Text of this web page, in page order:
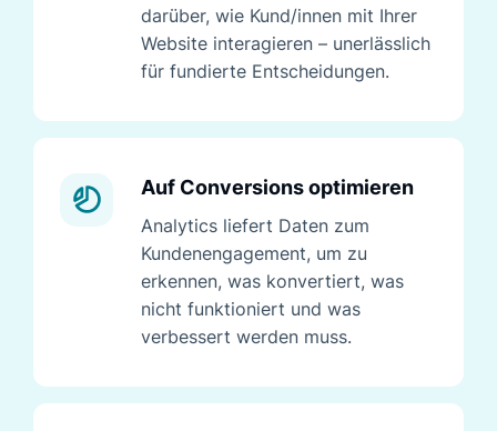
darüber, wie Kund/innen mit Ihrer
Website interagieren – unerlässlich
für fundierte Entscheidungen.
Auf Conversions optimieren
Analytics liefert Daten zum
Kundenengagement, um zu
erkennen, was konvertiert, was
nicht funktioniert und was
verbessert werden muss.